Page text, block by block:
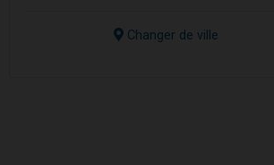
Changer de ville